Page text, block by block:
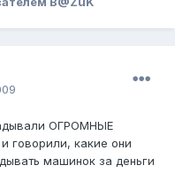
ОГРОМНЫЕ
говорили, какие они
машинок за деньги